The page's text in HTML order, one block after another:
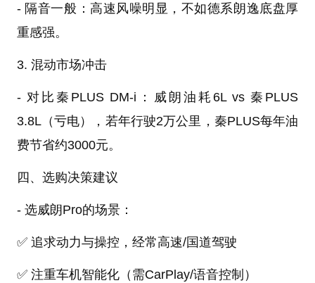
- 隔音一般：高速风噪明显，不如德系朗逸底盘厚
重感强。
3. 混动市场冲击
- 对比秦PLUS DM-i：威朗油耗6L vs 秦PLUS
3.8L（亏电），若年行驶2万公里，秦PLUS每年油
费节省约3000元。
四、选购决策建议
- 选威朗Pro的场景：
✅ 追求动力与操控，经常高速/国道驾驶
✅ 注重车机智能化（需CarPlay/语音控制）